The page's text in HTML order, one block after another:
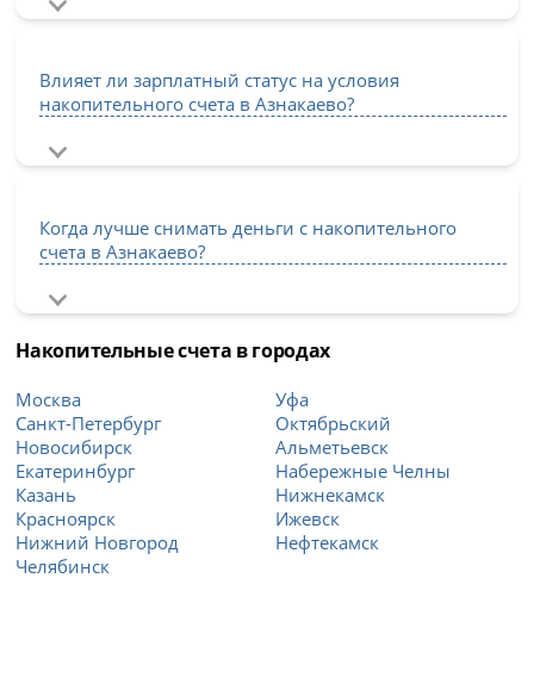
Влияет ли зарплатный статус на условия
накопительного счета в Азнакаево?
Когда лучше снимать деньги с накопительного
счета в Азнакаево?
Накопительные счета в городах
Москва
Санкт-Петербург
Новосибирск
Екатеринбург
Казань
Красноярск
Нижний Новгород
Челябинск
Уфа
Октябрьский
Альметьевск
Набережные Челны
Нижнекамск
Ижевск
Нефтекамск